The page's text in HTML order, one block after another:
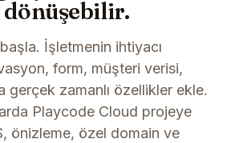
dönüşebilir.
İşletmenin ihtiyacı
form, müşteri verisi,
gerçek zamanlı özellikler ekle.
Playcode Cloud projeye
önizleme, özel domain ve